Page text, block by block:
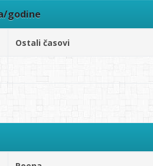
godine
Ostali časovi